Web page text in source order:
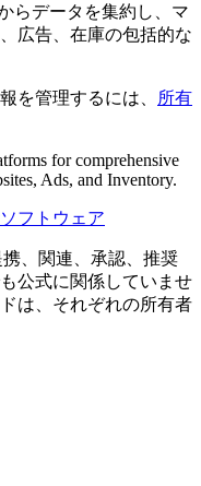
らデータを集約し、マ
広告、在庫の包括的な
を管理するには、
所有
for comprehensive
Ads, and Inventory.
フトウェア
携、関連、承認、推奨
公式に関係していませ
は、それぞれの所有者